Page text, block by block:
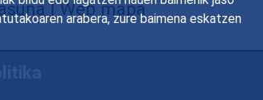
arabera, zure baimena eskatzen
|Web mapa